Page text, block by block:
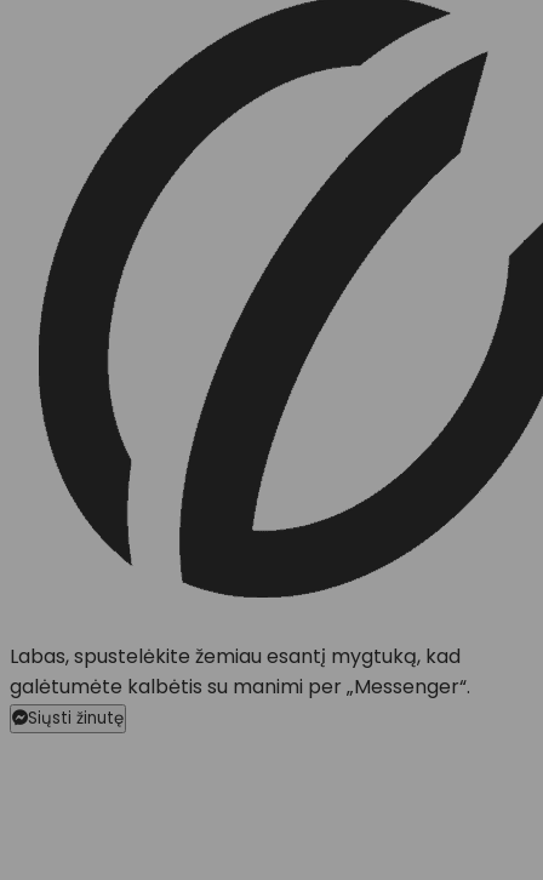
Labas, spustelėkite žemiau esantį mygtuką, kad
galėtumėte kalbėtis su manimi per „Messenger“.
Siųsti žinutę